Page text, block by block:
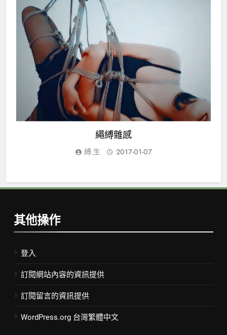
繩縛雜感
縛.生 2017-01-07
其他操作
登入
訂閱網站內容的資訊提供
訂閱留言的資訊提供
WordPress.org 台灣繁體中文